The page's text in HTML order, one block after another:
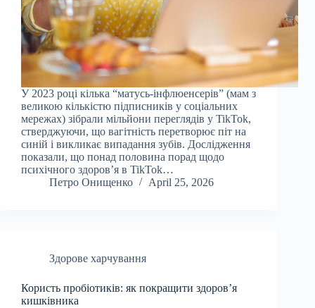
У 2023 році кілька “матусь-інфлюенсерів” (мам з
великою кількістю підписників у соціальних
мережах) зібрали мільйони переглядів у TikTok,
стверджуючи, що вагітність перетворює піт на
синій і викликає випадання зубів. Дослідження
показали, що понад половина порад щодо
психічного здоров’я в TikTok…
Петро Онищенко
April 25, 2026
Здорове харчування
Користь пробіотиків: як покращити здоров’я
кишківника